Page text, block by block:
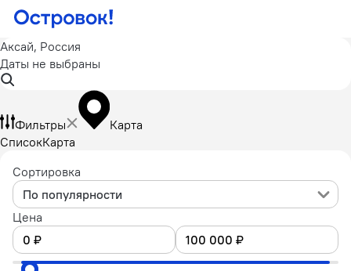
Аксай, Россия
Даты не выбраны
Фильтры
Карта
СписокКарта
Сортировка
По популярности
Цена